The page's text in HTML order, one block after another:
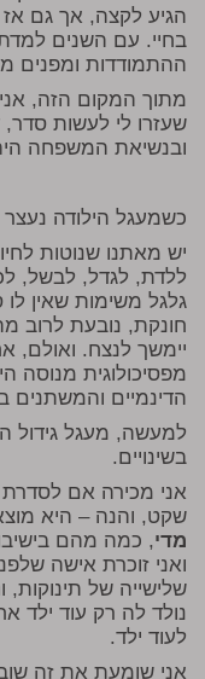
הגיע לקצה, אך גם אז
בחיי. עם השנים
ההתמודדות ומפנים
מתוך המקום הזה,
שעזרו לי לעשות סדר,
ובנשיאת המשפחה
כשמעגל הילודה
יש מאתנו שנוטות
ללדת, לגדל, לבשל,
גלגל משימות שאין
חונקת, נובעת לרוב
יימשך לנצח. ואולם,
מפסיכולוגית
הדינמיים והמשתנים
למעשה, מעגל גידול
בשינויים.
אני מכירה אם
שקט, והנה – היא
מדי, כמה מהם
שלישייה של תינוקות,
נולד לה רק עוד ילד
לעוד ילד.
אני שומעת את זה